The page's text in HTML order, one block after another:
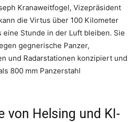
Kranaweitfogel, Vizepräsident
die Virtus über 100 Kilometer
eine Stunde in der Luft bleiben. Sie
gegnerische Panzer,
und Radarstationen konzipiert und
800 mm Panzerstahl
von Helsing und KI-